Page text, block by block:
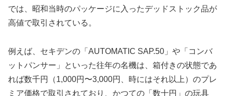
では、昭和当時のパッケージに入ったデッドストック品が
高値で取引されている。
例えば、セキデンの「AUTOMATIC SAP.50」や「コンバ
ットパンサー」といった往年の名機は、箱付きの状態であ
れば数千円（1,000円〜3,000円、時にはそれ以上）のプレ
ミア価格で取引されており、かつての「数十円」の玩具